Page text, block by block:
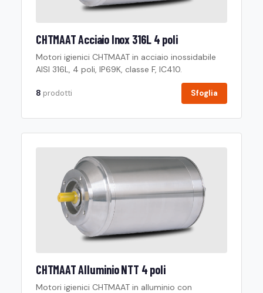
CHTMAAT Acciaio Inox 316L 4 poli
Motori igienici CHTMAAT in acciaio inossidabile
AISI 316L, 4 poli, IP69K, classe F, IC410.
8 prodotti Sfoglia
CHTMAAT Alluminio NTT 4 poli
Motori igienici CHTMAAT in alluminio con